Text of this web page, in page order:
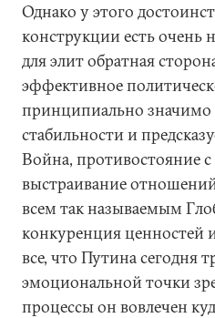
Однако у этого
конструкции есть очень
для элит обратная
эффективное
принципиально значимо
стабильности и
Война, противостояние
выстраивание
всем так называемым
конкуренция ценностей
все, что Путина сегодня
эмоциональной точки
процессы он вовлечен